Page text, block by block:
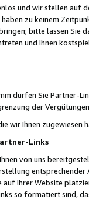
und wir stellen auf
zu keinem
bitte lassen Sie
und Ihnen
dürfen Sie Partner-
der
wir Ihnen zugewiesen
Links
von uns
Ihrer Website
so formatiert sind,